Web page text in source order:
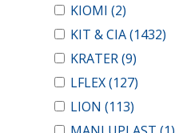
KIOMI (2)
KIT & CIA(1432)
KRATER(9)
LFLEX(127)
LION (113)